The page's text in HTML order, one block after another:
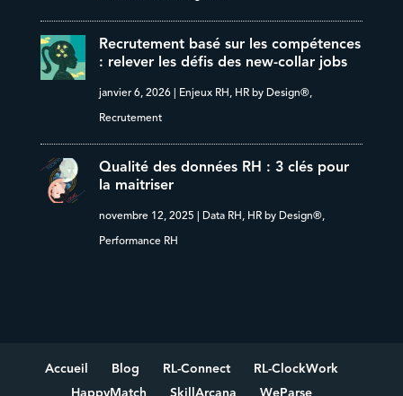
Recrutement basé sur les compétences
: relever les défis des new-collar jobs
janvier 6, 2026| Enjeux RH, HR by Design®,
Recrutement
Qualité des données RH : 3 clés pour
la maitriser
novembre 12, 2025 | Data RH, HR by Design®,
Performance RH
Accueil Blog RL-Connect
RL-ClockWork
HappyMatch
SkillArcana WeParse